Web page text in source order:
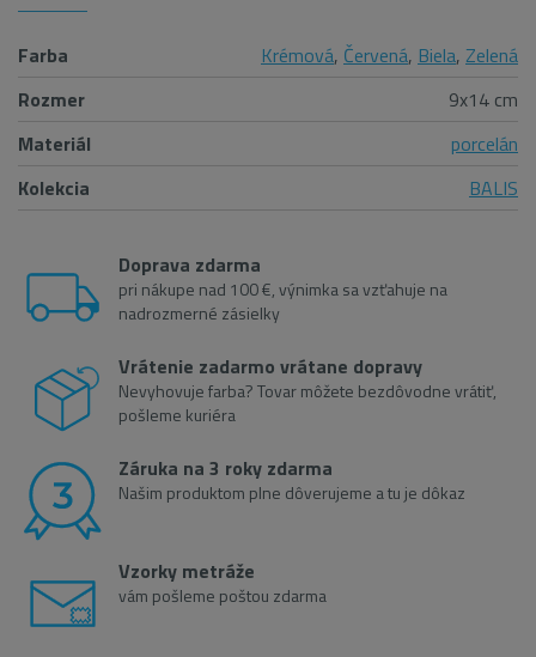
Farba Krémová, Červená, Biela, Zelená
Rozmer
9x14 cm
Materiál
porcelán
Kolekcia
BALIS
Doprava zdarma
pri nákupe nad 100 €, výnimka sa vzťahuje na
nadrozmerné zásielky
Vrátenie zadarmo vrátane dopravy
Nevyhovuje farba? Tovar môžete bezdôvodne vrátiť,
pošleme kuriéra
Záruka na 3 roky zdarma
Našim produktom plne dôverujeme a tu je dôkaz
Vzorky metráže
vám pošleme poštou zdarma